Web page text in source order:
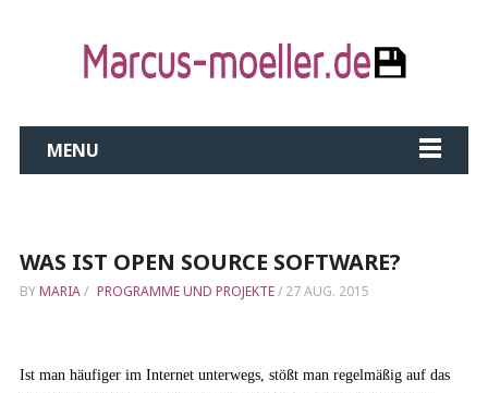
MENU
WAS IST OPEN SOURCE SOFTWARE?
BYMARIA/ PROGRAMME UND PROJEKTE/ 27 AUG. 2015
Ist man häufiger im Internet unterwegs, stößt man regelmäßig auf das